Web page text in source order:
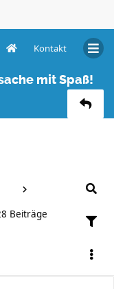
Kontakt
mit Spaß!
Beiträge